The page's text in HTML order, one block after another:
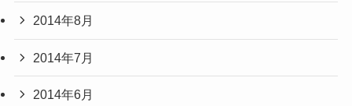
2014年8月
2014年7月
2014年6月